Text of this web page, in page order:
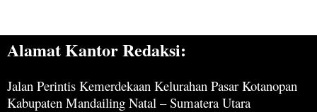
Alamat Kantor Redaksi:
Jalan Perintis Kemerdekaan Kelurahan Pasar Kotanopan
Kabupaten Mandailing Natal – Sumatera Utara